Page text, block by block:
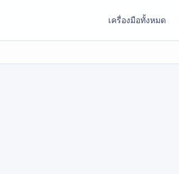
เครื่องมือทั้งหมด